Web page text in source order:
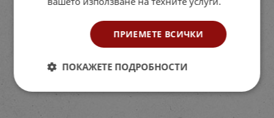
ПРИЕМЕТЕ ВСИЧКИ
ПОКАЖЕТЕ ПОДРОБНОСТИ